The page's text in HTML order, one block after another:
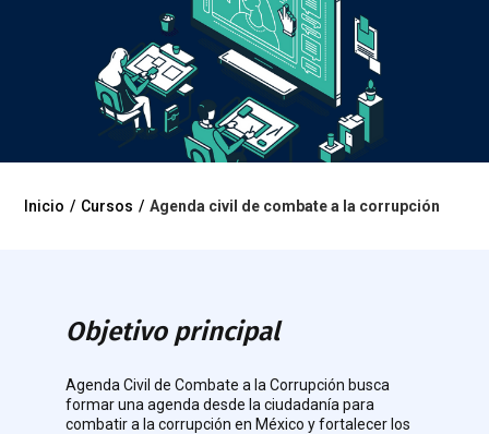
Inicio / Cursos / Agenda civil de combate a la corrupción
Objetivo principal
Agenda Civil de Combate a la Corrupción busca
formar una agenda desde la ciudadanía para
combatir a la corrupción en México y fortalecer los